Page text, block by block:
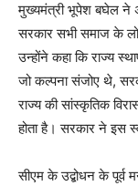
मुख्यमंत्री भूपेश बघेल ने
सरकार सभी समाज के
उन्होंने कहा कि राज्य
जो कल्पना संजोए थे,
राज्य की सांस्कृतिक
होता है। सरकार ने इस
सीएम के उद्बोधन के पूर्व